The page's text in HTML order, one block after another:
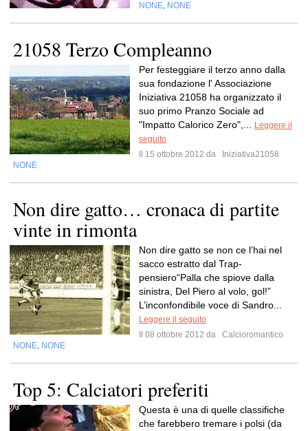
NONE NONE
21058 Terzo Compleanno
Per festeggiare il terzo anno dalla
sua fondazione l' Associazione
Iniziativa 21058 ha organizzato il
suo primo Pranzo Sociale ad
"Impatto Calorico Zero",...
Leggere il
seguito
Il 15 ottobre 2012 da
Iniziativa21058
NONE
Non dire gatto… cronaca di partite
vinte in rimonta
Non dire gatto se non ce l’hai nel
sacco estratto dal Trap-
pensiero“Palla che spiove dalla
sinistra, Del Piero al volo, gol!”
L’inconfondibile voce di Sandro...
Leggere il seguito
Il 08 ottobre 2012 da
Calcioromantico
NONE NONE
Top 5: Calciatori preferiti
Questa è una di quelle classifiche
che farebbero tremare i polsi (da